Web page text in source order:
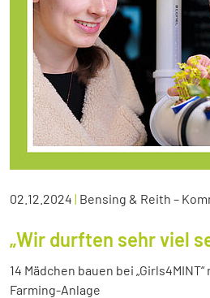
02.12.2024 | Bensing & Reith –
„Wir durften sehr viel
14 Mädchen bauen bei
Farming-Anlage